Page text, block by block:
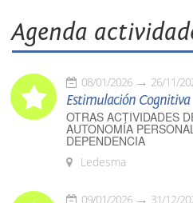
Agenda
08/01/2026 26/11/
Estimulación Cognitiva
OTRAS ACTIVIDADES
AUTONOMÍA
DEPENDENCIA
Ledesma
09/01/2026 31/12/